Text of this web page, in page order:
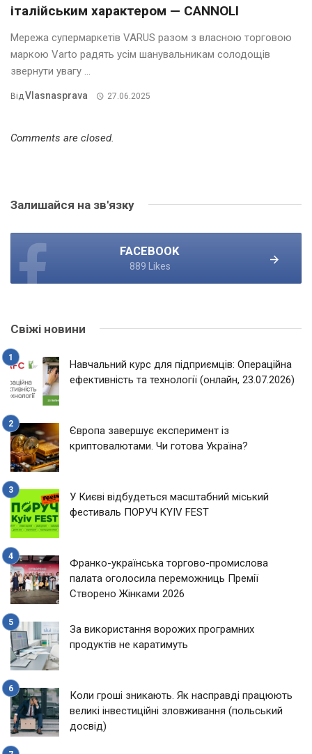
італійським характером — CANNOLI
Мережа супермаркетів VARUS разом з власною торговою
маркою Varto радять усім шанувальникам солодощів
звернути увагу ...
ВідVlasnasprava 27.06.2025
Comments are closed.
Залишайся на зв'язку
FACEBOOK
889 Likes
Свіжі новини
Навчальний курс для підприємців: Операційна
ефективність та технології (онлайн, 23.07.2026)
Європа завершує експеримент із
криптовалютами. Чи готова Україна?
У Києві відбудеться масштабний міський
фестиваль ПОРУЧ KYIV FEST
Франко-українська торгово-промислова
палата оголосила переможниць Премії
Створено Жінками 2026
За використання ворожих програмних
продуктів не каратимуть
Коли гроші зникають. Як насправді працюють
великі інвестиційні зловживання (польський
досвід)